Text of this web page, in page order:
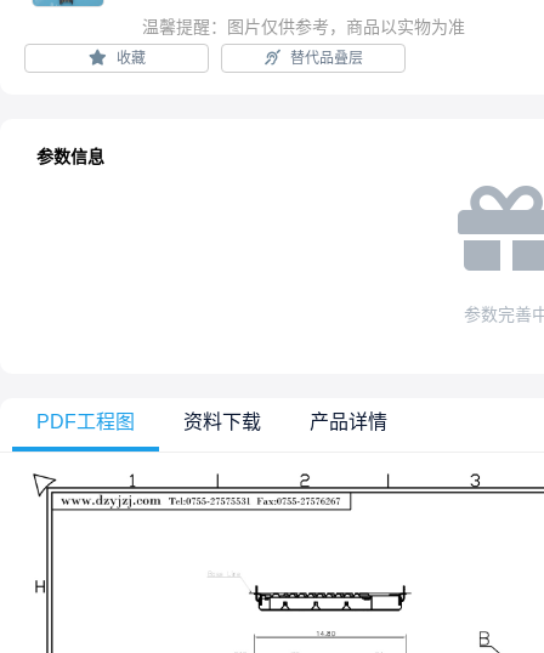
温馨提醒：图片仅供参考，商品以实物为准
收藏 替代品叠层
参数信息
参数完善
PDF工程图 资料下载 产品详情